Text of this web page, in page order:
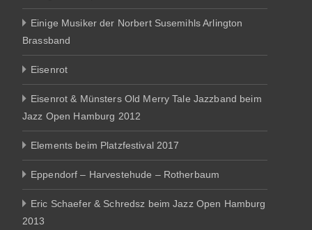
Einige Musiker der Norbert Susemihls Arlington
Brassband
Eisenrot
Eisenrot & Münsters Old Merry Tale Jazzband beim
Jazz Open Hamburg 2012
Elements beim Platzfestival 2017
Eppendorf – Harvestehude – Rotherbaum
Eric Schaefer & Schredsz beim Jazz Open Hamburg
2013